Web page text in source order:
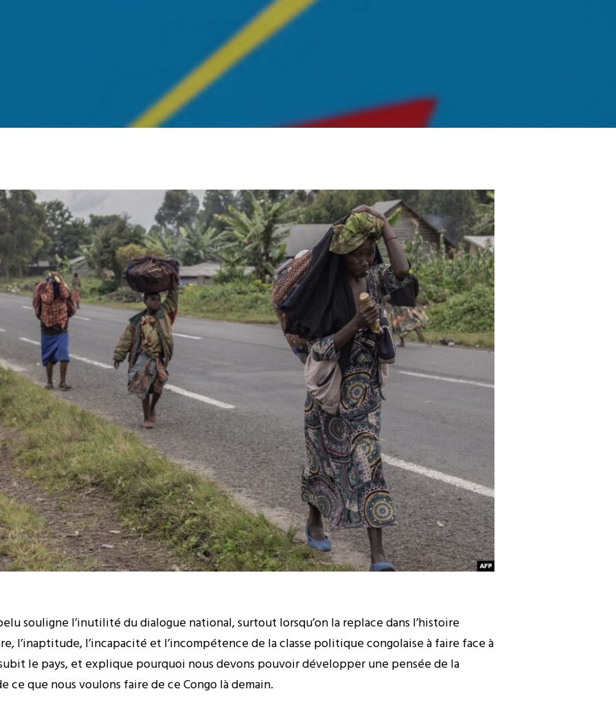
souligne l’inutilité du dialogue national, surtout lorsqu’on la replace dans l’histoire
l’inaptitude, l’incapacité et l’incompétence de la classe politique congolaise à faire face à
le pays, et explique pourquoi nous devons pouvoir développer une pensée de la
ce que nous voulons faire de ce Congo là demain.